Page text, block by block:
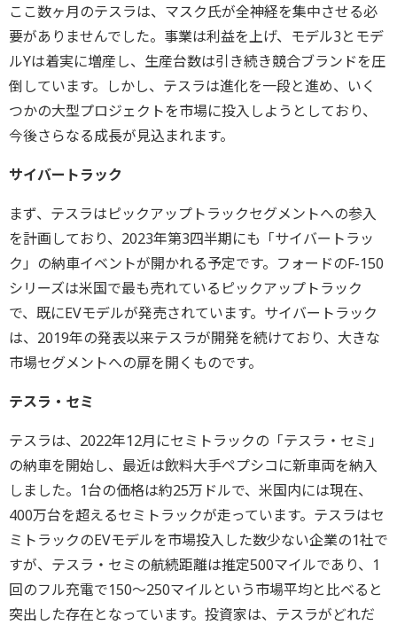
ここ数ヶ月のテスラは、マスク氏が全神経を集中させる必
要がありませんでした。事業は利益を上げ、モデル3とモデ
ルYは着実に増産し、生産台数は引き続き競合ブランドを圧
倒しています。しかし、テスラは進化を一段と進め、いく
つかの大型プロジェクトを市場に投入しようとしており、
今後さらなる成長が見込まれます。
サイバートラック
まず、テスラはピックアップトラックセグメントへの参入
を計画しており、2023年第3四半期にも「サイバートラッ
ク」の納車イベントが開かれる予定です。フォードのF-150
シリーズは米国で最も売れているピックアップトラック
で、既にEVモデルが発売されています。サイバートラック
は、2019年の発表以来テスラが開発を続けており、大きな
市場セグメントへの扉を開くものです。
テスラ・セミ
テスラは、2022年12月にセミトラックの「テスラ・セミ」
の納車を開始し、最近は飲料大手ペプシコに新車両を納入
しました。1台の価格は約25万ドルで、米国内には現在、
400万台を超えるセミトラックが走っています。テスラはセ
ミトラックのEVモデルを市場投入した数少ない企業の1社で
すが、テスラ・セミの航続距離は推定500マイルであり、1
回のフル充電で150～250マイルという市場平均と比べると
突出した存在となっています。投資家は、テスラがどれだ